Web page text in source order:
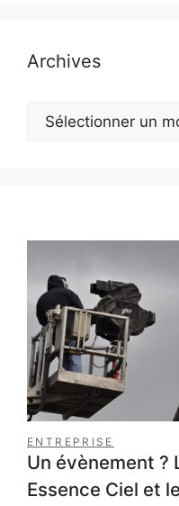
Archives
Archives
ENTREPRISE
Un évènement ?
Essence Ciel et